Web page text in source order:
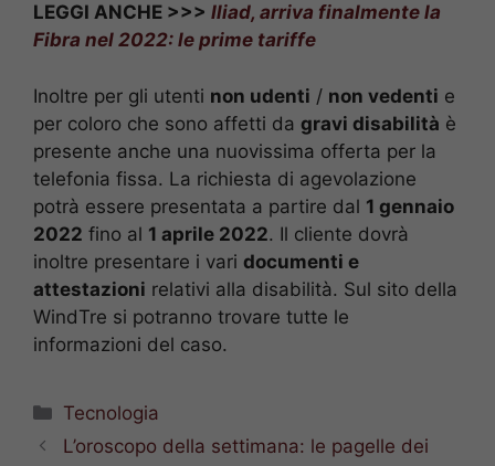
LEGGI ANCHE >>> Iliad, arriva finalmente la
Fibra nel 2022: le prime tariffe
Inoltre per gli utenti non udenti / non vedenti e
per coloro che sono affetti da gravi disabilità è
presente anche una nuovissima offerta per la
telefonia fissa. La richiesta di agevolazione
potrà essere presentata a partire dal 1 gennaio
2022 fino al 1 aprile 2022. Il cliente dovrà
inoltre presentare i vari documenti e
attestazioni relativi alla disabilità. Sul sito della
WindTre si potranno trovare tutte le
informazioni del caso.
Categorie
Tecnologia
L’oroscopo della settimana: le pagelle dei